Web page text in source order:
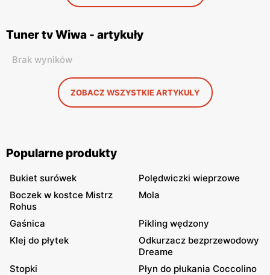
Tuner tv Wiwa - artykuły
Brak wyników
ZOBACZ WSZYSTKIE ARTYKUŁY
Popularne produkty
Bukiet surówek
Polędwiczki wieprzowe
Boczek w kostce Mistrz
Rohus
Mola
Gaśnica
Pikling wędzony
Klej do płytek
Odkurzacz bezprzewodowy
Dreame
Stopki
Płyn do płukania Coccolino